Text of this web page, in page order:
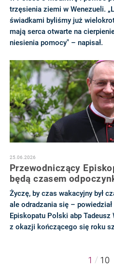
trzęsienia ziemi w Wenezueli.
świadkami byliśmy już
mają serca otwarte na
niesienia pomocy" – napisał.
25.06.2026
Przewodniczący
będą czasem
Życzę, by czas wakacyjny był
ale odradzania się –
Episkopatu Polski abp Tadeusz
z okazji kończącego się roku
1 / 10